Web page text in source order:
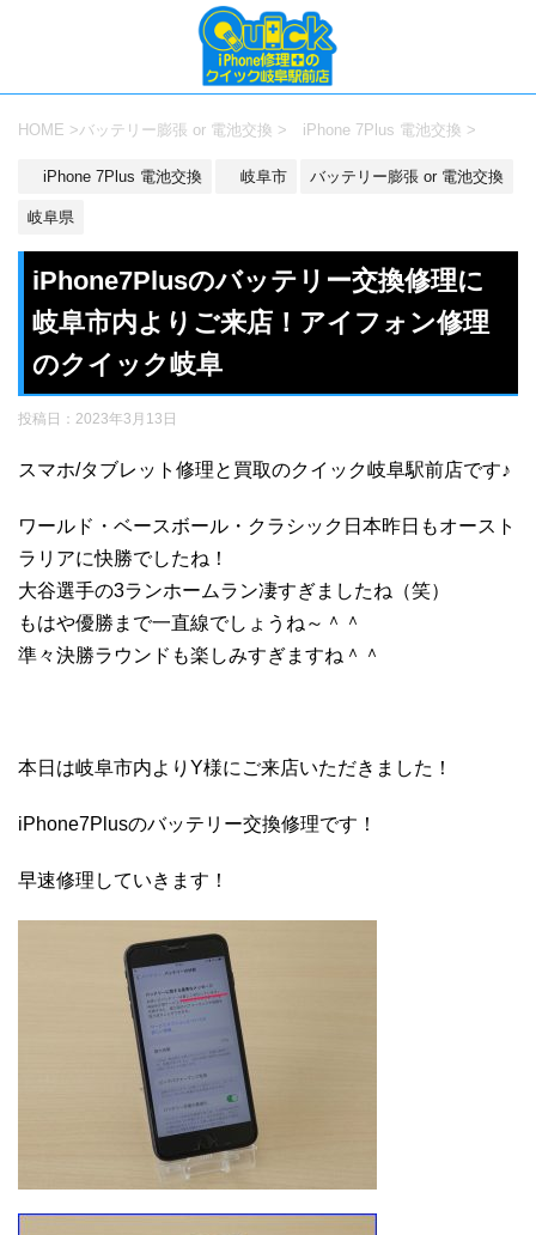
HOME >バッテリー膨張 or 電池交換 > iPhone 7Plus 電池交換 >
iPhone 7Plus 電池交換 岐阜市 バッテリー膨張 or 電池交換
岐阜県
iPhone7Plusのバッテリー交換修理に
岐阜市内よりご来店！アイフォン修理
のクイック岐阜
投稿日： 2023年3月13日
スマホ/タブレット修理と買取のクイック岐阜駅前店です♪
ワールド・ベースボール・クラシック日本昨日もオースト
ラリアに快勝でしたね！
大谷選手の3ランホームラン凄すぎましたね（笑）
もはや優勝まで一直線でしょうね～＾＾
準々決勝ラウンドも楽しみすぎますね＾＾
本日は岐阜市内よりY様にご来店いただきました！
iPhone7Plusのバッテリー交換修理です！
早速修理していきます！